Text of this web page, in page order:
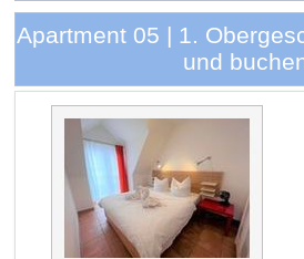
Apartment 05 | 1.
und